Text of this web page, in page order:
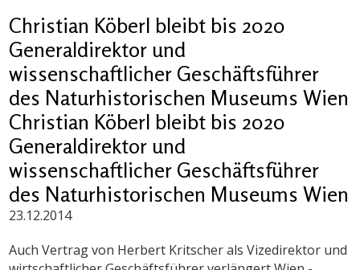
Christian Köberl bleibt bis 2020
Generaldirektor und
wissenschaftlicher Geschäftsführer
des Naturhistorischen Museums Wien
Christian Köberl bleibt bis 2020
Generaldirektor und
wissenschaftlicher Geschäftsführer
des Naturhistorischen Museums Wien
23.12.2014
Auch Vertrag von Herbert Kritscher als Vizedirektor und